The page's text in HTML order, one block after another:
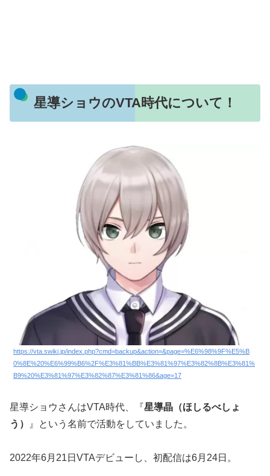
星導ショウのVTA時代について！
https://vta.swiki.jp/index.php?cmd=backup&action=&page=%E6%98%9F%E5%B
0%8E%20%E6%99%B6%2F%E3%81%BB%E3%81%97%E3%82%8B%E3%81%
B9%20%E3%81%97%E3%82%87%E3%81%86&age=17
星導ショウさんはVTA時代、『星導晶（ほしるべしょ
う）
』という名前で活動をしていました。
2022年6月21日VTAデビューし、初配信は6月24日。